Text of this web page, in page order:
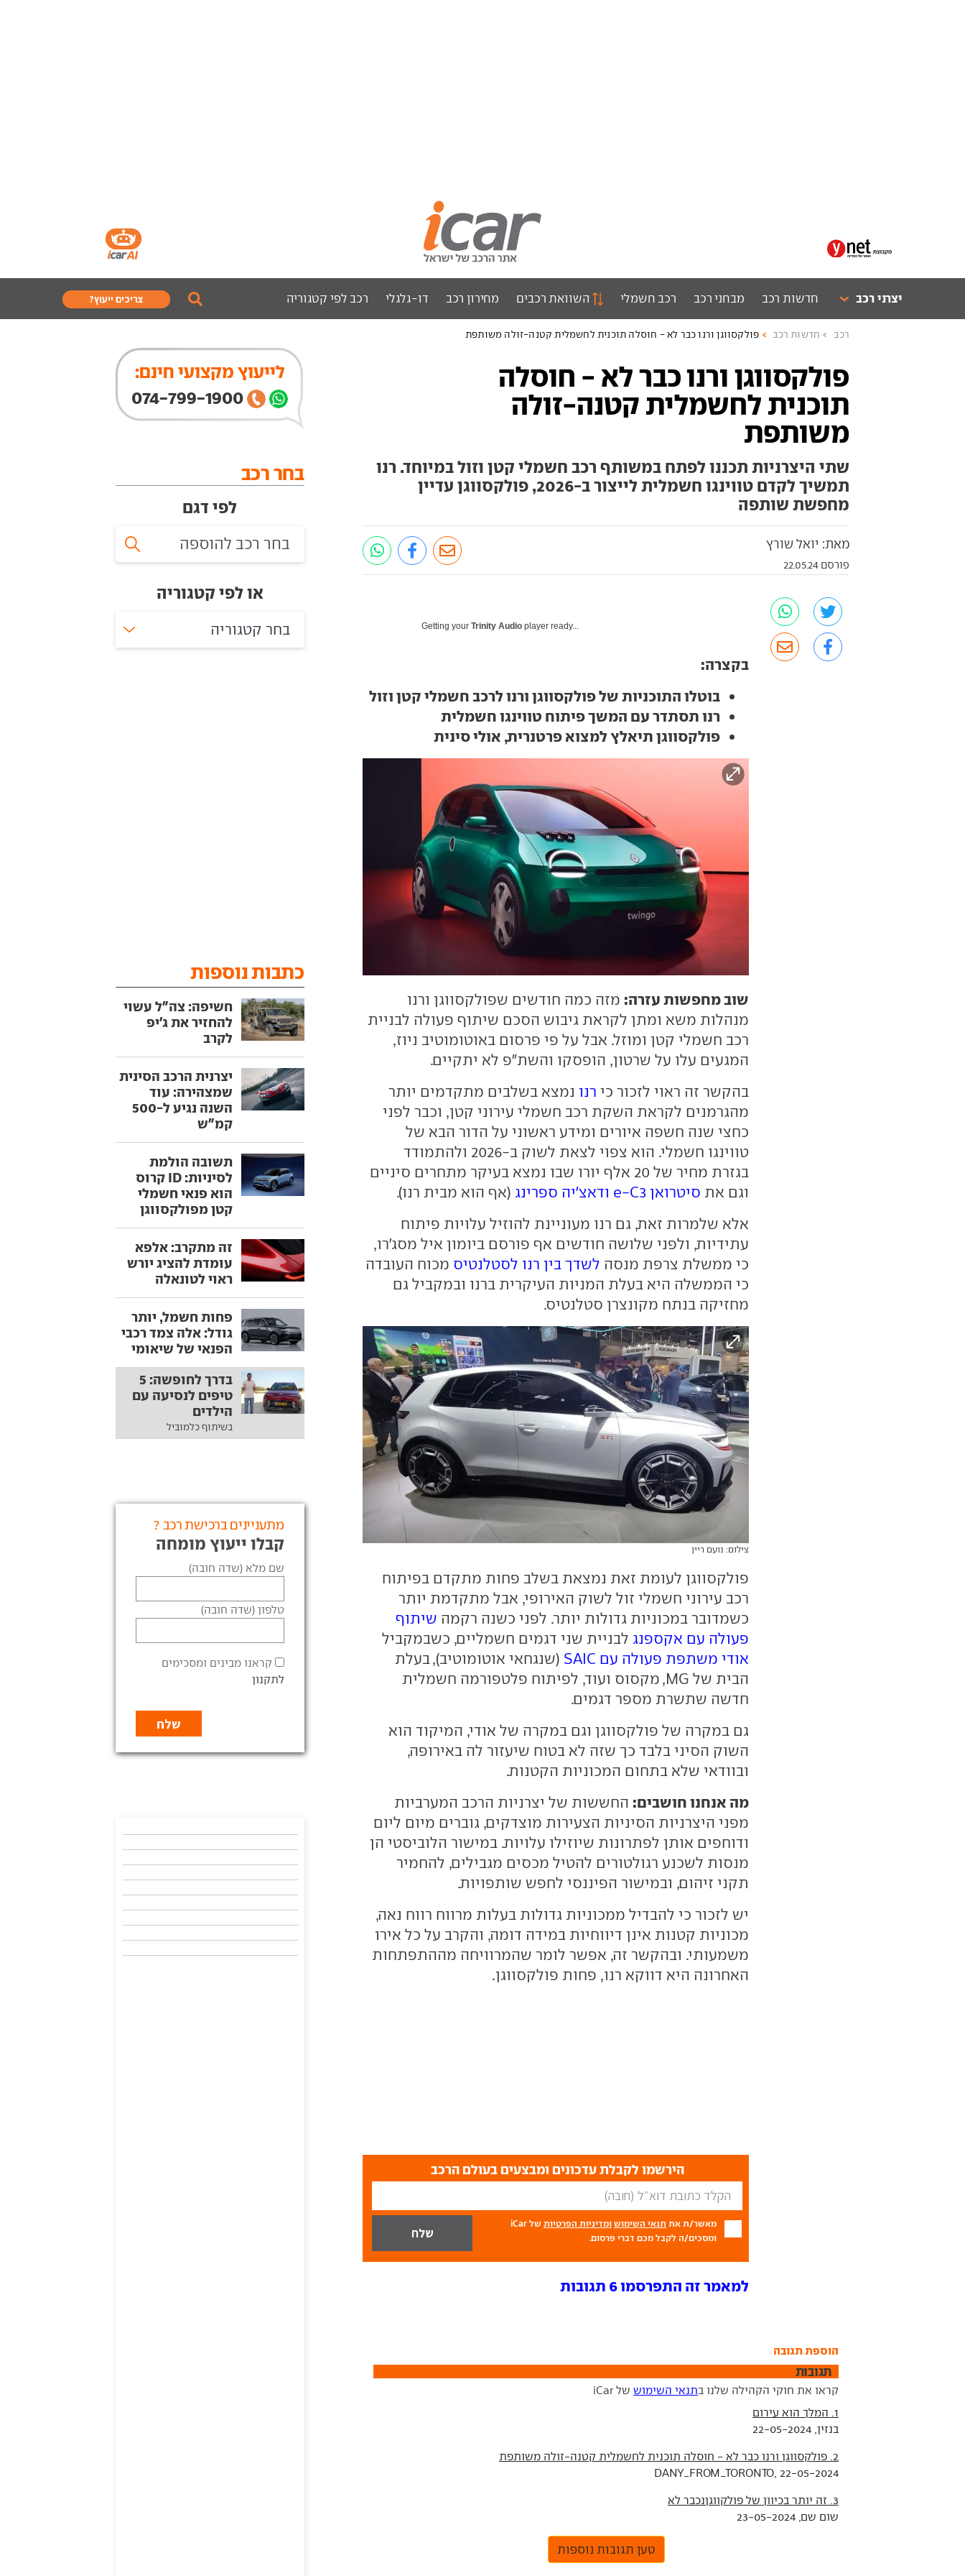
יצרני רכב חדשות רכב מבחני רכב רכב חשמלי השוואת רכבים מחירון רכב דו-גלגלי רכב לפי קטגוריה צריכים ייעוץ?
רכב חדשות רכב פולקסווגן ורנו כבר לא - חוסלה תוכנית לחשמלית קטנה-זולה משותפת
פולקסווגן ורנו כבר לא - חוסלה
תוכנית לחשמלית קטנה-זולה
משותפת
שתי היצרניות תכננו לפתח במשותף רכב חשמלי קטן וזול במיוחד. רנו
תמשיך לקדם טווינגו חשמלית לייצור ב-2026, פולקסווגן עדיין
מחפשת שותפה
מאת: יואל שורץ
פורסם 22.05.24
Getting yourTrinity Audio player ready...
בקצרה:
בוטלו התוכניות של פולקסווגן ורנו לרכב חשמלי קטן וזול
רנו תסתדר עם המשך פיתוח טווינגו חשמלית
פולקסווגן תיאלץ למצוא פרטנרית, אולי סינית
שוב מחפשות עזרה: מזה כמה חודשים שפולקסווגן ורנו
מנהלות משא ומתן לקראת גיבוש הסכם שיתוף פעולה לבניית
רכב חשמלי קטן ומוזל. אבל על פי פרסום באוטומוטיב ניוז,
המגעים עלו על שרטון, הופסקו והשת"פ לא יתקיים.
בהקשר זה ראוי לזכור כי רנו נמצא בשלבים מתקדמים יותר
מהגרמנים לקראת השקת רכב חשמלי עירוני קטן, וכבר לפני
כחצי שנה חשפה איורים ומידע ראשוני על הדור הבא של
טווינגו חשמלי. הוא צפוי לצאת לשוק ב-2026 ולהתמודד
בגזרת מחיר של 20 אלף יורו שבו נמצא בעיקר מתחרים סיניים
וגם את סיטרואן e-C3 ודאצ'יה ספרינג (אף הוא מבית רנו).
אלא שלמרות זאת, גם רנו מעוניינת להוזיל עלויות פיתוח
עתידיות, ולפני שלושה חודשים אף פורסם ביומון איל מסג'רו,
כי ממשלת צרפת מנסה לשדך בין רנו לסטלנטיס מכוח העובדה
כי הממשלה היא בעלת המניות העיקרית ברנו ובמקביל גם
מחזיקה בנתח מקונצרן סטלנטיס.
צילום: נועם ריין
פולקסווגן לעומת זאת נמצאת בשלב פחות מתקדם בפיתוח
רכב עירוני חשמלי זול לשוק האירופי, אבל מתקדמת יותר
כשמדובר במכוניות גדולות יותר. לפני כשנה רקמה שיתוף
פעולה עם אקספנג לבניית שני דגמים חשמליים, כשבמקביל
אודי משתפת פעולה עם SAIC
(שנגחאי אוטומוטיב), בעלת
הבית של MG, מקסוס ועוד, לפיתוח פלטפורמה חשמלית
חדשה שתשרת מספר דגמים.
גם במקרה של פולקסווגן וגם במקרה של אודי, המיקוד הוא
השוק הסיני בלבד כך שזה לא בטוח שיעזור לה באירופה,
ובוודאי שלא בתחום המכוניות הקטנות.
מה אנחנו חושבים: החששות של יצרניות הרכב המערביות
מפני היצרניות הסיניות הצעירות מוצדקים, גוברים מיום ליום
ודוחפים אותן לפתרונות שיוזילו עלויות. במישור הלוביסטי הן
מנסות לשכנע רגולטורים להטיל מכסים מגבילים, להחמיר
תקני זיהום, ובמישור הפיננסי לחפש שותפויות.
יש לזכור כי להבדיל ממכוניות גדולות בעלות מרווח רווח נאה,
מכוניות קטנות אינן דיווחיות במידה דומה, והקרב על כל אירו
משמעותי. ובהקשר זה, אפשר לומר שהמרוויחה מההתפתחות
האחרונה היא דווקא רנו, פחות פולקסווגן.
הירשמו לקבלת עדכונים ומבצעים בעולם הרכב
מאשר/ת את תנאי השימוש ומדיניות הפרטיות
של iCar
ומסכים/ה לקבל מכם דברי פרסום.
למאמר זה התפרסמו 6 תגובות
הוספת תגובה
תגובות
קראו את חוקי הקהילה שלנו בתנאי השימוש של iCar
1. המלך הוא עירום
בנזין, 22-05-2024
2. פולקסווגן ורנו כבר לא - חוסלה תוכנית לחשמלית קטנה-זולה משותפת
DANY_FROM_TORONTO, 22-05-2024
3. זה יותר בכיוון של פולקווגןנכבר לא
שום שם, 23-05-2024
טען תגובות נוספות
לייעוץ מקצועי חינם:
074-799-1900
בחר רכב
לפי דגם
או לפי קטגוריה
בחר קטגוריה
כתבות נוספות
חשיפה: צה"ל עשוי
להחזיר את ג'יפ
לקרב
יצרנית הרכב הסינית
שמצהירה: עוד
השנה נגיע ל-500
קמ"ש
תשובה הולמת
לסיניות: ID קרוס
הוא פנאי חשמלי
קטן מפולקסווגן
זה מתקרב: אלפא
עומדת להציג יורש
ראוי לטונאלה
פחות חשמל, יותר
גודל: אלה צמד רכבי
הפנאי של שיאומי
בדרך לחופשה: 5
טיפים לנסיעה עם
הילדים
בשיתוף כלמוביל
מתעניינים ברכישת רכב ?
קבלו ייעוץ מומחה
שם מלא (שדה חובה)
טלפון (שדה חובה)
קראנו מבינים ומסכימים
לתקנון